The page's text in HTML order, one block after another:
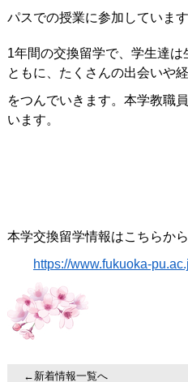
パスでの授業に参加しています
1年間の交換留学で、学生達
ともに、たくさんの出会いや
をつんでいきます。本学教職
います。
本学交換留学情報はこちらか
https://www.fukuoka-
←新着情報一覧へ